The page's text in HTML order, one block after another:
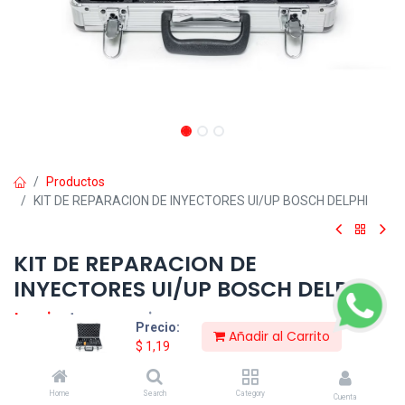
Precio:
$ 1,19
Añadir al Carrito
Home Search Category Cuenta
Productos
KIT DE REPARACION DE INYECTORES UI/UP BOSCH DELPHI
KIT DE REPARACION DE
INYECTORES UI/UP BOSCH DELPHI
Login to see price
Consultar Precio